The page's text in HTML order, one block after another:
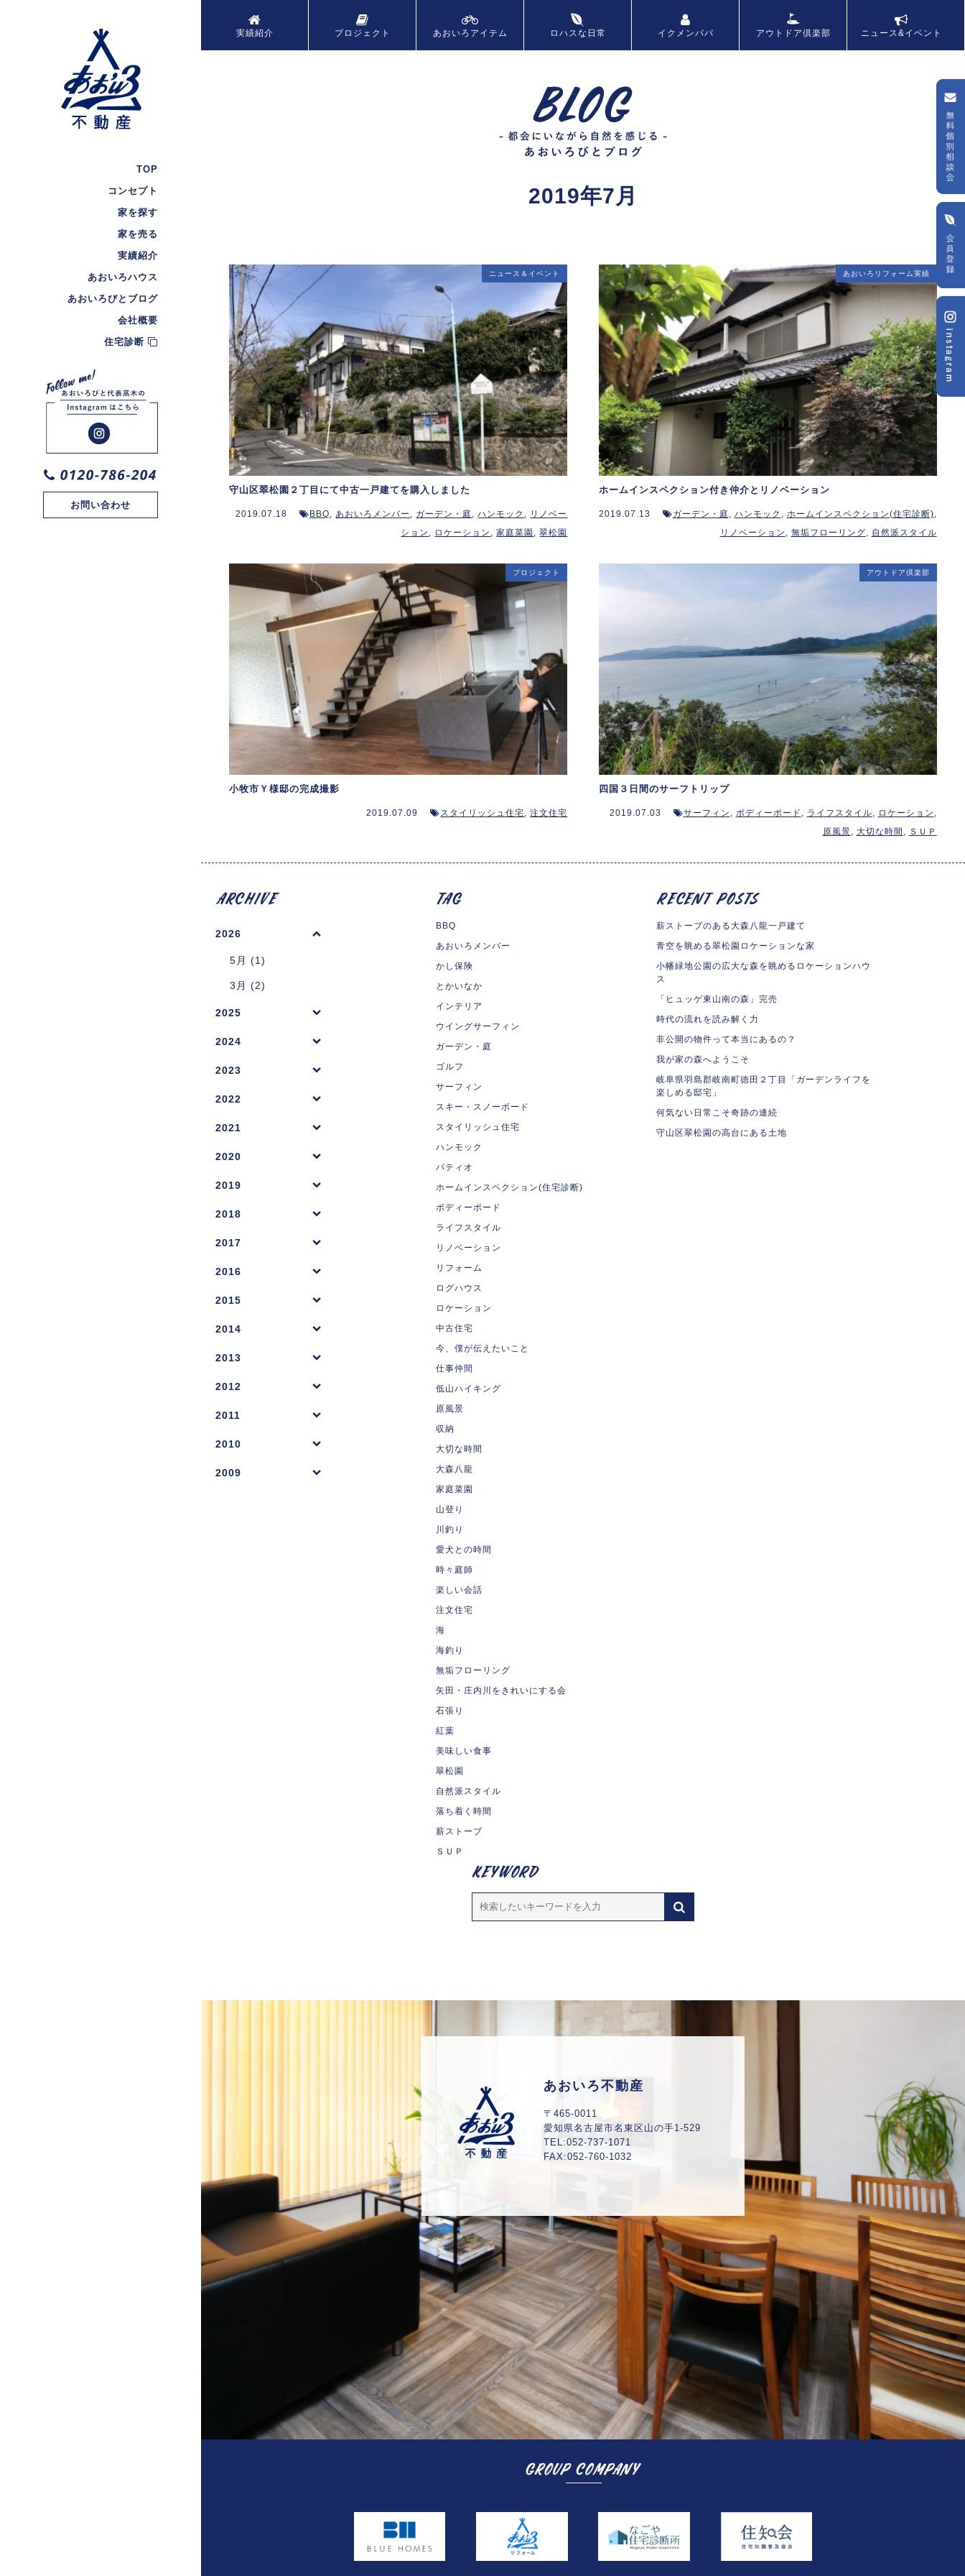
TOP
コンセプト
家を探す
家を売る
実績紹介
あおいろハウス
あおいろびとブログ
会社概要
住宅診断
お問い合わせ
実績紹介 プロジェクト あおいろ アイテム ロハスな日常 イクメンパパ アウトドア倶楽部 ニュース&イベント
2019年7月
ニュース＆イベント
守山区翠松園２丁目にて中古一戸建てを購入しました
2019.07.18 BBQ あおいろメンバー ガーデン・庭 ,ハンモック
リノベー
ション
ロケーション ,家庭菜園 ,翠松園
あおいろリフォーム実績
ホームインスペクション付き仲介とリノベーション
2019.07.13 ガーデン・庭 ハンモック ホームインスペクション(住宅診断)
リノベーション
無垢フローリング 自然派スタイル
プロジェクト
小牧市Ｙ様邸の完成撮影
2019.07.09 スタイリッシュ住宅 ,注文住宅
アウトドア倶楽部
四国３日間のサーフトリップ
2019.07.03 サーフィン ボディーボード ライフスタイル ロケーション
原風景
大切な時間 ＳＵＰ
2026
5月 (1)
3月 (2)
2025
2024
2023
2022
2021
2020
2019
2018
2017
2016
2015
2014
2013
2012
2011
2010
2009
BBQ
あおいろメンバー
かし保険
とかいなか
インテリア
ウイングサーフィン
ガーデン・庭
ゴルフ
サーフィン
スキー・スノーボード
スタイリッシュ住宅
ハンモック
パティオ
ホームインスペクション(住宅診断)
ボディーボード
ライフスタイル
リノベーション
リフォーム
ログハウス
ロケーション
中古住宅
今、僕が伝えたいこと
仕事仲間
低山ハイキング
原風景
収納
大切な時間
大森八龍
家庭菜園
山登り
川釣り
愛犬との時間
時々庭師
楽しい会話
注文住宅
海
海釣り
無垢フローリング
矢田・庄内川をきれいにする会
石張り
紅葉
美味しい食事
翠松園
自然派スタイル
落ち着く時間
薪ストーブ
ＳＵＰ
薪ストーブのある大森八龍一戸建て
青空を眺める翠松園ロケーションな家
小幡緑地公園の広大な森を眺めるロケーションハウ
ス
「ヒュッゲ東山南の森」完売
時代の流れを読み解く力
非公開の物件って本当にあるの？
我が家の森へようこそ
岐阜県羽島郡岐南町徳田２丁目「ガーデンライフを
楽しめる邸宅」
何気ない日常こそ奇跡の連続
守山区翠松園の高台にある土地
あおいろ不動産
〒465-0011
愛知県名古屋市名東区山の手1-529
TEL:052-737-1071
FAX:052-760-1032